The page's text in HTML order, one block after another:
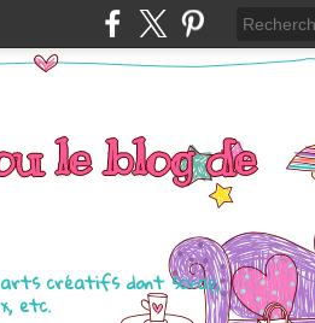
le blog de
créatifs dont scrap,
etc.